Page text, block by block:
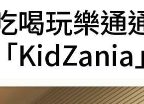
喝玩樂
KidZania」